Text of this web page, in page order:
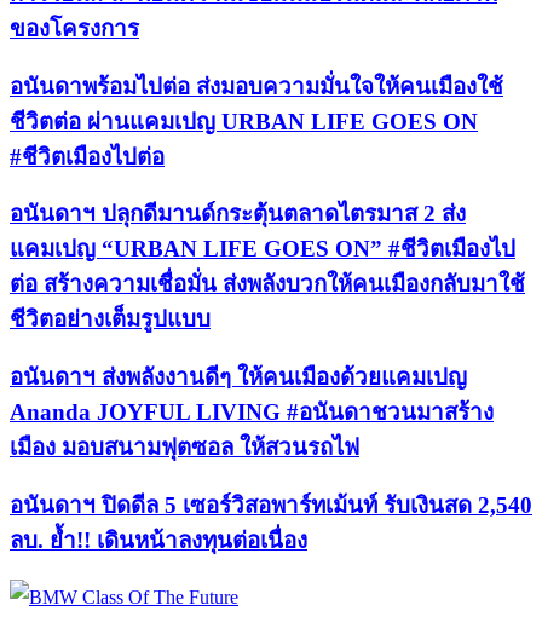
ของโครงการ
อนันดาพร้อมไปต่อ ส่งมอบความมั่นใจให้คนเมืองใช้
ชีวิตต่อ ผ่านแคมเปญ URBAN LIFE GOES ON
#ชีวิตเมืองไปต่อ
อนันดาฯ ปลุกดีมานด์กระตุ้นตลาดไตรมาส 2 ส่ง
แคมเปญ “URBAN LIFE GOES ON” #ชีวิตเมืองไป
ต่อ สร้างความเชื่อมั่น ส่งพลังบวกให้คนเมืองกลับมาใช้
ชีวิตอย่างเต็มรูปแบบ
อนันดาฯ ส่งพลังงานดีๆ ให้คนเมืองด้วยแคมเปญ
Ananda JOYFUL LIVING #อนันดาชวนมาสร้าง
เมือง มอบสนามฟุตซอล ให้สวนรถไฟ
อนันดาฯ ปิดดีล 5 เซอร์วิสอพาร์ทเม้นท์ รับเงินสด 2,540
ลบ. ย้ำ!! เดินหน้าลงทุนต่อเนื่อง